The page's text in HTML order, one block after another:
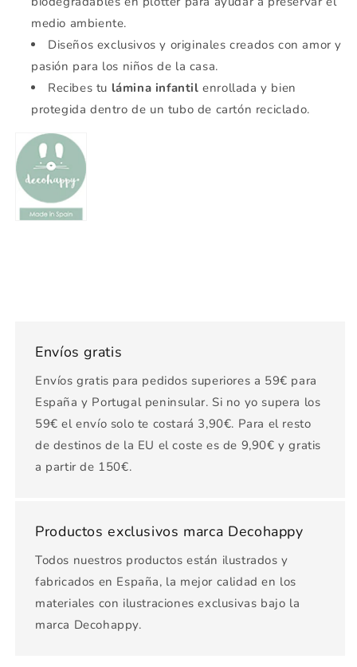
medio ambiente.
Diseños exclusivos y originales creados con amor y
pasión para los niños de la casa.
Recibes tu lámina infantil enrollada y bien
protegida dentro de un tubo de cartón reciclado.
Envíos gratis
Envíos gratis para pedidos superiores a 59€ para
España y Portugal peninsular. Si no yo supera los
59€ el envío solo te costará 3,90€. Para el resto
de destinos de la EU el coste es de 9,90€ y gratis
a partir de 150€.
Productos exclusivos marca Decohappy
Todos nuestros productos están ilustrados y
fabricados en España, la mejor calidad en los
materiales con ilustraciones exclusivas bajo la
marca Decohappy.